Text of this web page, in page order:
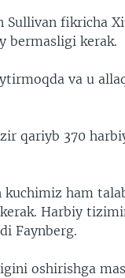
Sullivan fikricha
bermasligi kerak.
va u
qariyb 370
ham
Harbiy
Faynberg.
oshirishga